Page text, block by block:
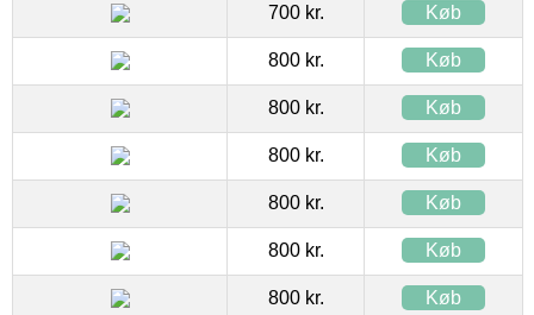
700 kr. Køb
800 kr. Køb
800 kr. Køb
800 kr. Køb
800 kr. Køb
800 kr. Køb
800 kr. Køb